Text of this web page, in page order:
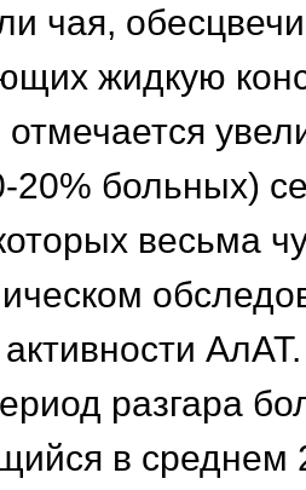
чая,
жидкую
отмечается
20% больных)
весьма
разгара
в среднем